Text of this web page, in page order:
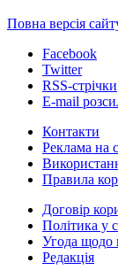
Повна версія
Facebook
Twitter
RSS-стрічки
E-mail
Контакти
Реклама на
Правила
Договір
Політика у
Угода щодо
Редакція